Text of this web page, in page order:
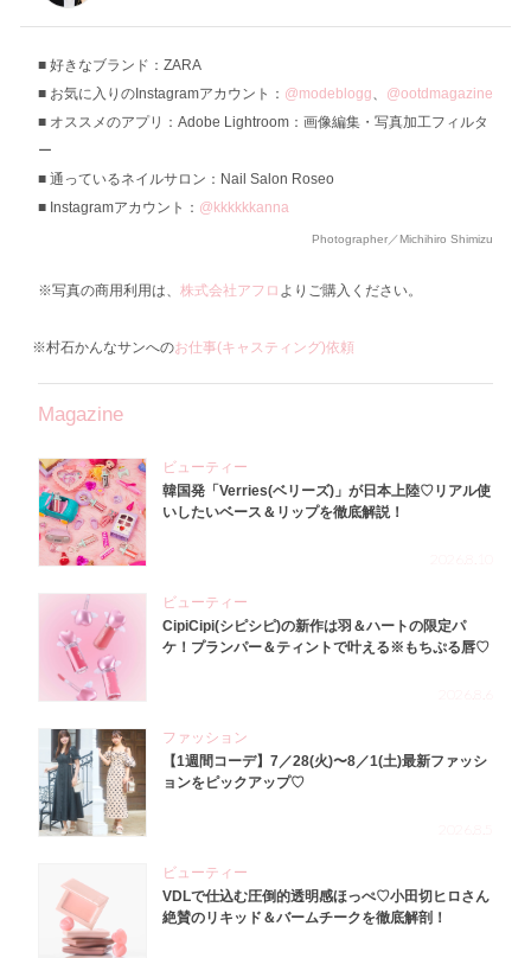
好きなブランド：ZARA
お気に入りのInstagramアカウント： @modeblogg、 @ootdmagazine
オススメのアプリ：‎Adobe Lightroom：画像編集・写真加工フィルタ
ー
通っているネイルサロン：Nail Salon Roseo
Instagramアカウント： @kkkkkkanna
Photographer／Michihiro Shimizu
※写真の商用利用は、 株式会社アフロ よりご購入ください。
※村石かんなサンへのお仕事(キャスティング)依頼
Magazine
ビューティー
韓国発「Verries(ベリーズ)」が日本上陸♡リアル使
いしたいベース＆リップを徹底解説！
ビューティー
CipiCipi(シピシピ)の新作は羽＆ハートの限定パ
ケ！プランパー＆ティントで叶える※もちぷる唇♡
ファッション
【1週間コーデ】7／28(火)〜8／1(土)最新ファッシ
ョンをピックアップ♡
ビューティー
VDLで仕込む圧倒的透明感ほっぺ♡小田切ヒロさん
絶賛のリキッド＆バームチークを徹底解剖！